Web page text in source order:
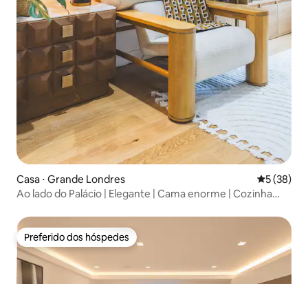
Casa ⋅ Grande Londres 5 de uma
5 (38)
Ao lado do Palácio | Elegante | Cama enorme | Cozinha
Preferido dos hóspedes
Preferido dos hóspedes